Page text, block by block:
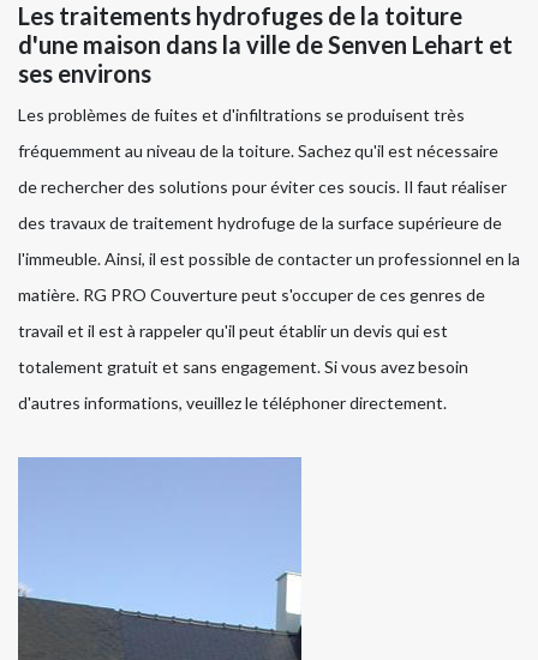
Les traitements hydrofuges de la toiture
d'une maison dans la ville de Senven Lehart et
ses environs
Les problèmes de fuites et d'infiltrations se produisent très
fréquemment au niveau de la toiture. Sachez qu'il est nécessaire
de rechercher des solutions pour éviter ces soucis. Il faut réaliser
des travaux de traitement hydrofuge de la surface supérieure de
l'immeuble. Ainsi, il est possible de contacter un professionnel en la
matière. RG PRO Couverture peut s'occuper de ces genres de
travail et il est à rappeler qu'il peut établir un devis qui est
totalement gratuit et sans engagement. Si vous avez besoin
d'autres informations, veuillez le téléphoner directement.